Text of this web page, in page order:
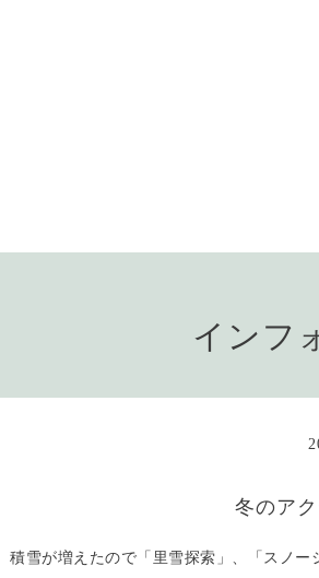
インフ
冬のア
積雪が増えたので「里雪探索」、「スノ